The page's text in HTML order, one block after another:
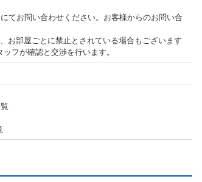
てお問い合わせください。お客様からのお問い合
お部屋ごとに禁止とされている場合もございます
フが確認と交渉を行います。